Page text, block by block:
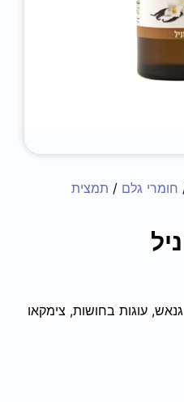
חומרי גלם / תמצית
עוגות בחושות, צימקאו